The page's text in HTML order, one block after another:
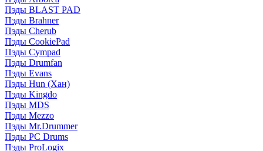
Пэды BLAST PAD
Пэды Brahner
Пэды Cherub
Пэды CookiePad
Пэды Cympad
Пэды Drumfan
Пэды Evans
Пэды Hun (Хан)
Пэды Kingdo
Пэды MDS
Пэды Mezzo
Пэды Mr.Drummer
Пэды PC Drums
Пэды ProLogix